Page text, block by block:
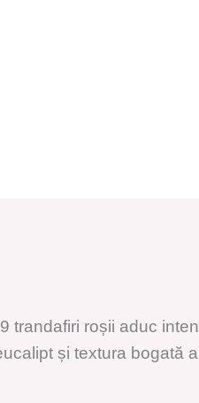
trandafiri roșii aduc
și textura bogată